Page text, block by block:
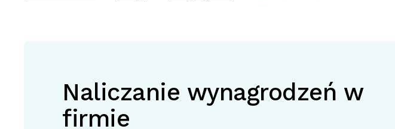
Naliczanie wynagrodzeń w
firmie